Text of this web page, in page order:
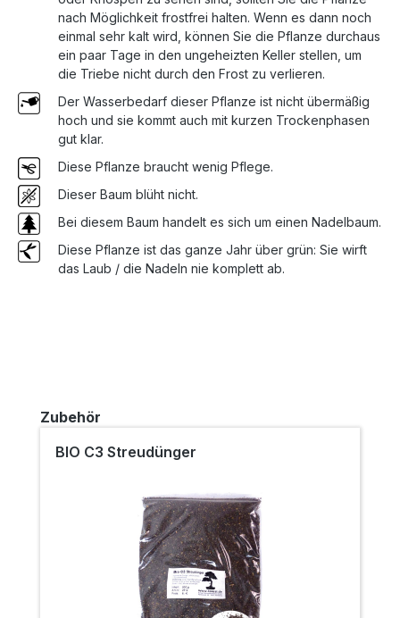
nach Möglichkeit frostfrei halten. Wenn es dann noch
einmal sehr kalt wird, können Sie die Pflanze durchaus
ein paar Tage in den ungeheizten Keller stellen, um
die Triebe nicht durch den Frost zu verlieren.
Der Wasserbedarf dieser Pflanze ist nicht übermäßig
hoch und sie kommt auch mit kurzen Trockenphasen
gut klar.
Diese Pflanze braucht wenig Pflege.
Dieser Baum blüht nicht.
Bei diesem Baum handelt es sich um einen Nadelbaum.
Diese Pflanze ist das ganze Jahr über grün: Sie wirft
das Laub / die Nadeln nie komplett ab.
Produktgalerie überspringen
Zubehör
BIO C3 Streudünger